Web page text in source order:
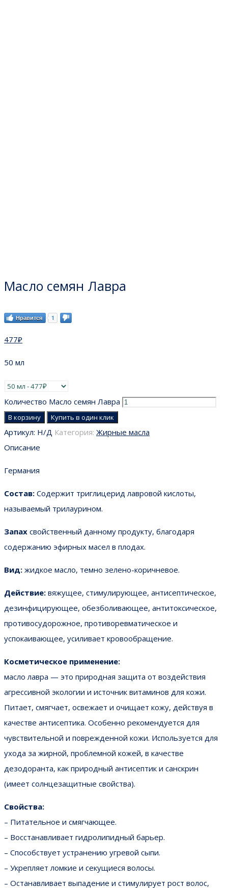
Масло семян Лавра
Нравится 1
477₽
50 мл
Количество Масло семян Лавра
В корзину Купить в один клик
Артикул: Н/Д Категория: Жирные масла
Описание
Германия
Состав: Содержит триглицерид лавровой кислоты,
называемый трилаурином.
Запах свойственный данному продукту, благодаря
содержанию эфирных масел в плодах.
Вид: жидкое масло, темно зелено-коричневое.
Действие: вяжущее, стимулирующее, антисептическое,
дезинфицирующее, обезболивающее, антитоксическое,
противосудорожное, противоревматическое и
успокаивающее, усиливает кровообращение.
Косметическое применение:
масло лавра — это природная защита от воздействия
агрессивной экологии и источник витаминов для кожи.
Питает, смягчает, освежает и очищает кожу, действуя в
качестве антисептика. Особенно рекомендуется для
чувствительной и поврежденной кожи. Используется для
ухода за жирной, проблемной кожей, в качестве
дезодоранта, как природный антисептик и санскрин
(имеет солнцезащитные свойства).
Свойства:
– Питательное и смягчающее.
– Восстанавливает гидролипидный барьер.
– Способствует устранению угревой сыпи.
– Укрепляет ломкие и секущиеся волосы.
– Останавливает выпадение и стимулирует рост волос,